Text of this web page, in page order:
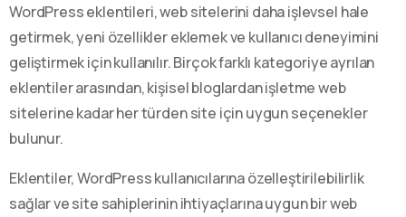
WordPress eklentileri, web sitelerini daha işlevsel hale
getirmek, yeni özellikler eklemek ve kullanıcı deneyimini
geliştirmek için kullanılır. Birçok farklı kategoriye ayrılan
eklentiler arasından, kişisel bloglardan işletme web
sitelerine kadar her türden site için uygun seçenekler
bulunur.
Eklentiler, WordPress kullanıcılarına özelleştirilebilirlik
sağlar ve site sahiplerinin ihtiyaçlarına uygun bir web